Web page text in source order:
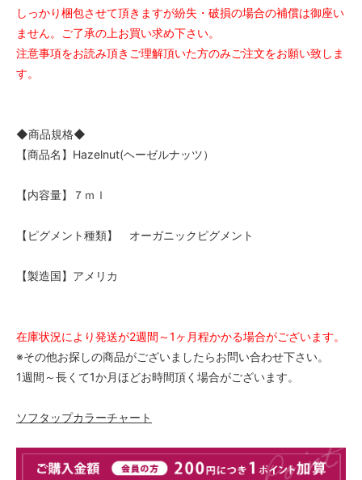
しっかり梱包させて頂きますが紛失・破損の場合の補償は御座い
ません。ご了承の上お買い求め下さい。
注意事項をお読み頂きご理解頂いた方のみご注文をお願い致しま
す。
◆商品規格◆
【商品名】Hazelnut(ヘーゼルナッツ）
【内容量】７ｍｌ
【ピグメント種類】 オーガニックピグメント
【製造国】アメリカ
在庫状況により発送が2週間～1ヶ月程かかる場合がございます。
※その他お探しの商品がございましたらお問い合わせ下さい。
1週間～長くて1か月ほどお時間頂く場合がございます。
ソフタップカラーチャート